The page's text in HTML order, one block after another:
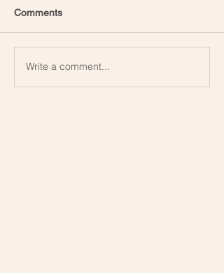
Comments
Write a comment...